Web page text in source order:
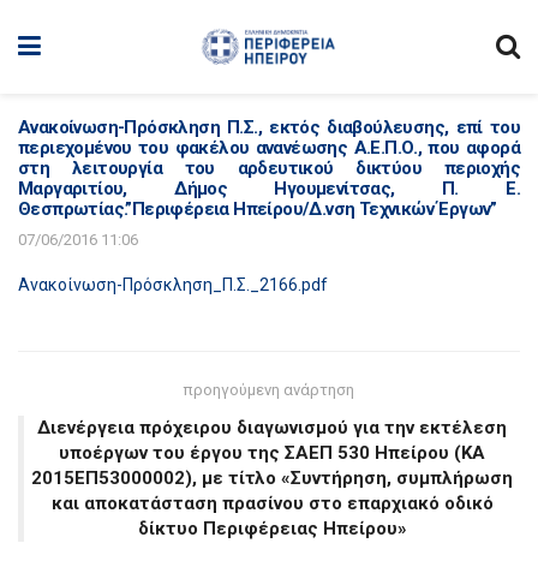
Ανακοίνωση-Πρόσκληση Π.Σ., εκτός διαβούλευσης, επί του
περιεχομένου του φακέλου ανανέωσης Α.Ε.Π.Ο., που αφορά
στη λειτουργία του αρδευτικού δικτύου περιοχής
Μαργαριτίου, Δήμος Ηγουμενίτσας, Π. Ε.
Θεσπρωτίας.”Περιφέρεια Ηπείρου/Δ.νση Τεχνικών Έργων”
07/06/2016 11:06
Ανακοίνωση-Πρόσκληση_Π.Σ._2166.pdf
προηγούμενη ανάρτηση
Διενέργεια πρόχειρου διαγωνισμού για την εκτέλεση
υποέργων του έργου της ΣΑΕΠ 530 Ηπείρου (ΚΑ
2015ΕΠ53000002), με τίτλο «Συντήρηση, συμπλήρωση
και αποκατάσταση πρασίνου στο επαρχιακό οδικό
δίκτυο Περιφέρειας Ηπείρου»